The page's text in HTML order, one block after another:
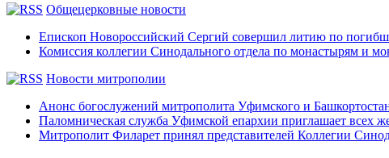
Общецерковные новости
Епископ Новороссийский Сергий совершил литию по
Комиссия коллегии Синодального отдела по монастырям и
Новости митрополии
Анонс богослужений митрополита Уфимского и
Паломническая служба Уфимской епархии приглашает всех
Митрополит Филарет принял представителей Коллегии